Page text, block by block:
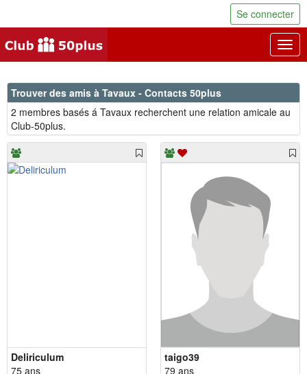
Se connecter
Trouver des amis à Tavaux - Contacts 50plus
2 membres basés á Tavaux recherchent une relation amicale au
Club-50plus.
Deliriculum
75 ans
taigo39
79 ans